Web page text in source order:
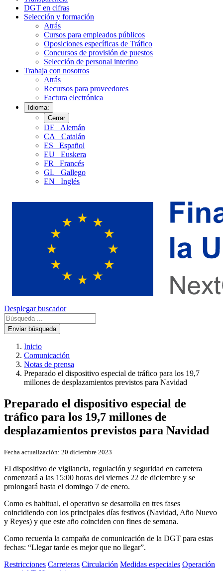
DGT en cifras
Selección y formación
Atrás
Cursos para empleados públicos
Oposiciones específicas de Tráfico
Concursos de provisión de puestos
Selección de personal interino
Trabaja con nosotros
Atrás
Recursos para proveedores
Factura electrónica
Idioma:
Cerrar
DE
Alemán
CA
Catalán
ES
Español
EU
Euskera
FR
Francés
GL
Gallego
EN
Inglés
Desplegar buscador
Enviar búsqueda
Inicio
Comunicación
Notas de prensa
Preparado el dispositivo especial de tráfico para los 19,7
millones de desplazamientos previstos para Navidad​
Preparado el dispositivo especial de
tráfico para los 19,7 millones de
desplazamientos previstos para Navidad​
Fecha actualización: 20 diciembre 2023
El dispositivo de vigilancia, regulación y seguridad en carretera
comenzará a las 15:00 horas del viernes 22 de diciembre y se
prolongará hasta el domingo 7 de enero.
Como es habitual, el operativo se desarrolla en tres fases
coincidiendo con los principales días festivos (Navidad, Año Nuevo
y Reyes) y que este año coinciden con fines de semana.
Como recuerda la campaña de comunicación de la DGT para estas
fechas: “Llegar tarde es mejor que no llegar”.
Restricciones Carreteras Circulación Medidas especiales Operación